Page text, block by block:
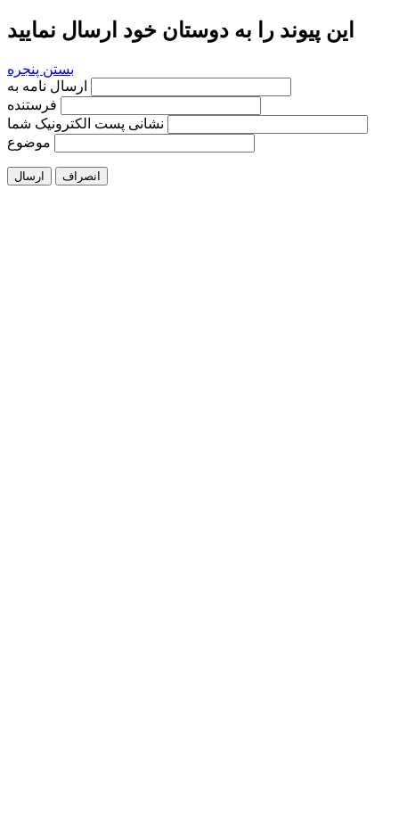
این پیوند را به دوستان خود ارسال نمایید
بستن پنجره
فرستنده
نشانی پست الکترونیک شما
موضوع
ارسال انصراف